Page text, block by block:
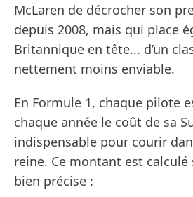
McLaren de décrocher son
depuis 2008, mais qui place
Britannique en tête... d’un
nettement moins enviable.
En Formule 1, chaque pilote
chaque année le coût de sa
indispensable pour courir
reine. Ce montant est
bien précise :